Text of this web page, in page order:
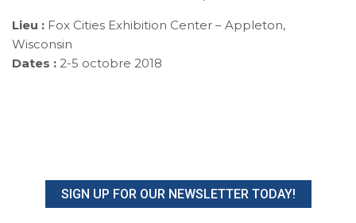
Lieu : Fox Cities Exhibition Center – Appleton,
Wisconsin
Dates : 2-5 octobre 2018
SIGN UP FOR OUR NEWSLETTER TODAY!